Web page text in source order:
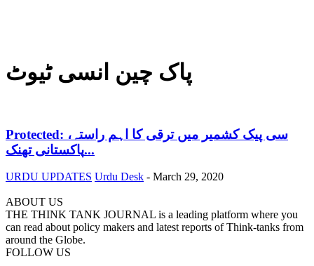
پاک چین انسی ٹیوٹ
Protected: سی پیک کشمیر میں ترقی کا اہم راستہ،
پاکستانی تھنک...
URDU UPDATES Urdu Desk - March 29, 2020
ABOUT US
THE THINK TANK JOURNAL is a leading platform where you
can read about policy makers and latest reports of Think-tanks from
around the Globe.
FOLLOW US